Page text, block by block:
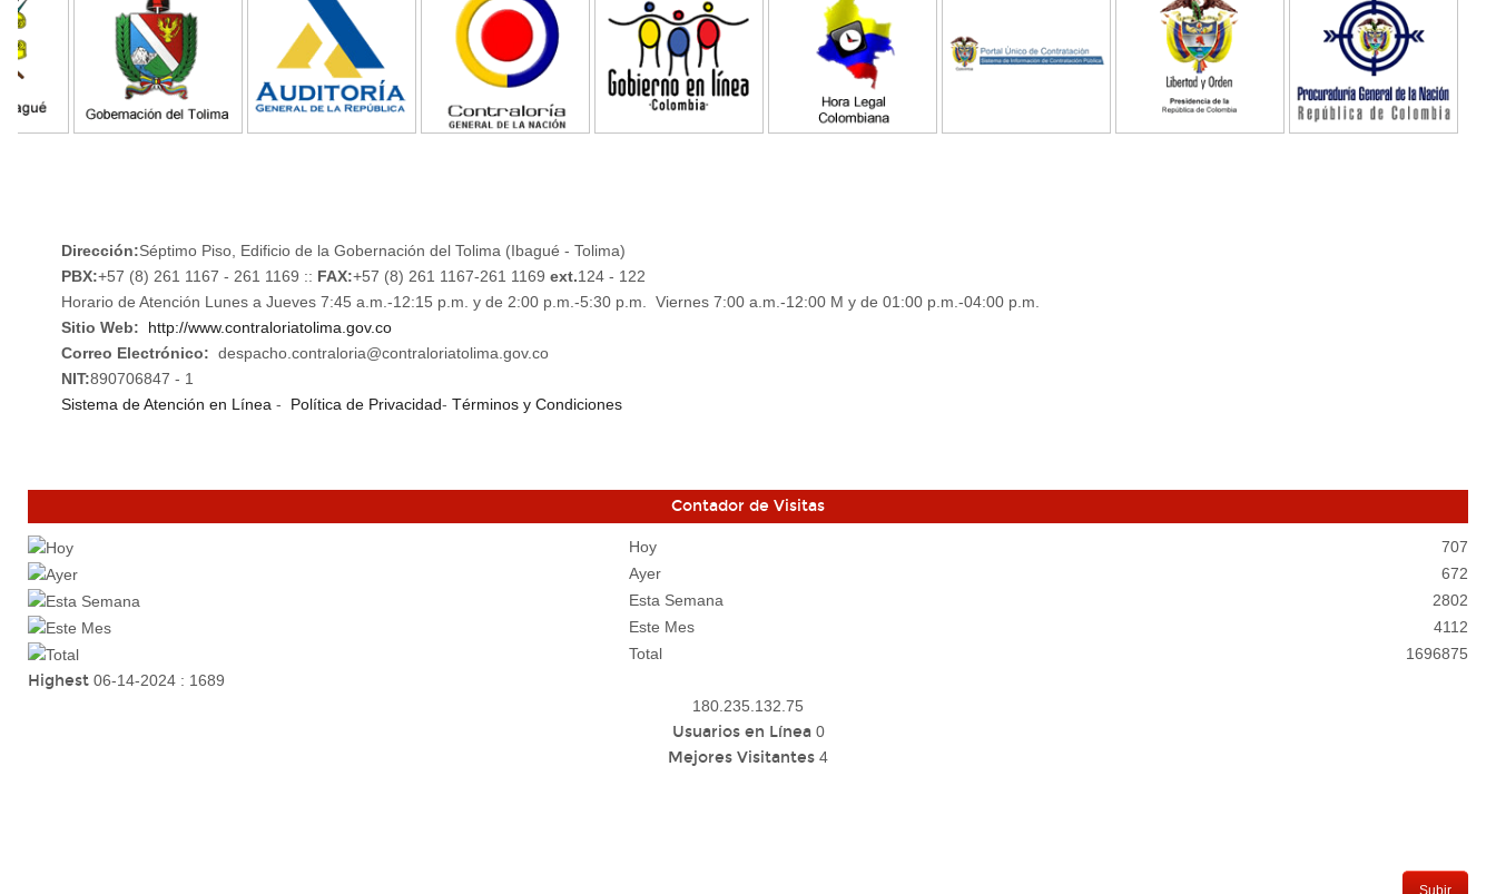
Dirección:Séptimo Piso, Edificio de la Gobernación del Tolima (Ibagué - Tolima)
PBX:+57 (8) 261 1167 - 261 1169 :: FAX:+57 (8) 261 1167-261 1169 ext.124 - 122
Horario de Atención Lunes a Jueves 7:45 a.m.-12:15 p.m. y de 2:00 p.m.-5:30 p.m. Viernes 7:00 a.m.-12:00 M y de 01:00 p.m.-04:00 p.m.
Sitio Web:
http://www.contraloriatolima.gov.co
Correo Electrónico: despacho.contraloria@contraloriatolima.gov.co
NIT:890706847 - 1
Sistema de Atención en Línea - Política de Privacidad- Términos y Condiciones
Contador de Visitas
Hoy
707
Ayer
672
Esta Semana
2802
Este Mes
4112
Total
1696875
Highest 06-14-2024 : 1689
180.235.132.75
Usuarios en Línea 0
Mejores Visitantes 4